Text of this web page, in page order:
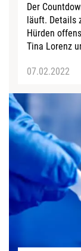
Der
läuft. Details
Hürden
Tina Lorenz
07.02.2022